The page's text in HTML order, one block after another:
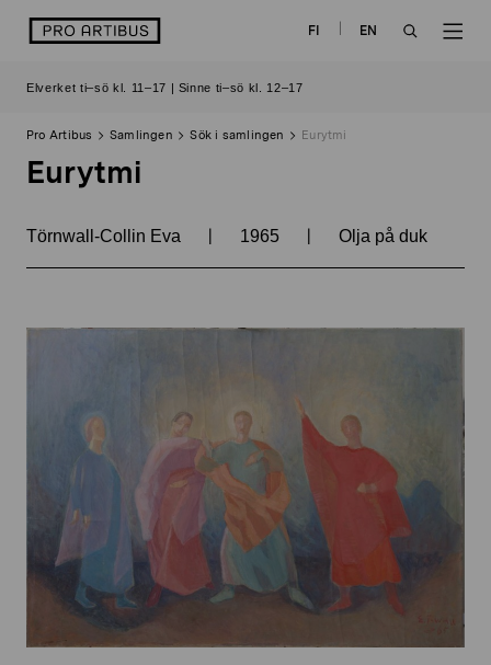
logo FI
EN
Elverket ti–sö kl. 11–17 | Sinne ti–sö kl. 12–17
Pro Artibus Samlingen Sök i samlingen Eurytmi
Eurytmi
Törnwall-Collin Eva | 1965 | Olja på duk